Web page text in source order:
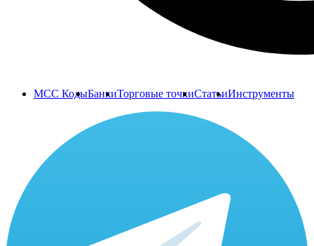
MCC КодыБанкиТорговые точкиСтатьиИнструменты